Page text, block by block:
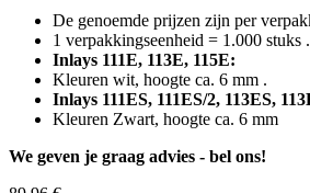
De genoemde prijzen zijn per
1 verpakkingseenheid = 1.000 stuks .
Inlays 111E, 113E, 115E:
Kleuren wit, hoogte ca. 6 mm .
Inlays 111ES, 111ES/2, 113ES,
Kleuren Zwart, hoogte ca. 6 mm
We geven je graag advies - bel ons!